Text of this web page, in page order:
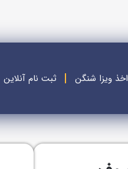
اخذ ویزا شنگن ثبت نام آنلاین